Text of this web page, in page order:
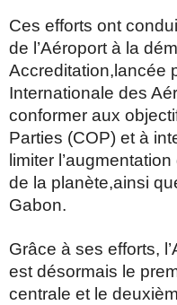
Ces efforts ont
de l’Aéroport à la
Accreditation,lancée
Internationale des
conformer aux
Parties (COP) et à
limiter
de la planète,ainsi
Gabon.
Grâce à ses efforts,
est désormais le
centrale et le